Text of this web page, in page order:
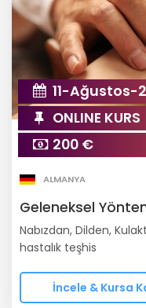
11-Ağustos-
ONLINE KURS
200 €
ALMANYA
Geleneksel
Nabızdan, Dilden,
hastalık teşhis
İncele & Kursa